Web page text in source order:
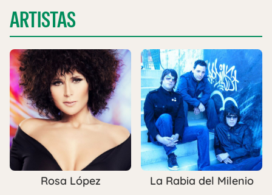
ARTISTAS
Rosa López La Rabia del Milenio